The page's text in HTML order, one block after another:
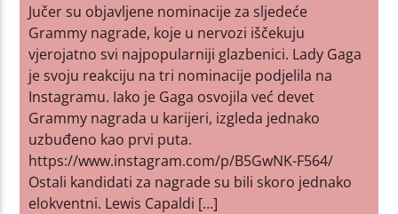
Jučer su objavljene nominacije za sljedeće
Grammy nagrade, koje u nervozi iščekuju
vjerojatno svi najpopularniji glazbenici. Lady Gaga
je svoju reakciju na tri nominacije podjelila na
Instagramu. Iako je Gaga osvojila već devet
Grammy nagrada u karijeri, izgleda jednako
uzbuđeno kao prvi puta.
https://www.instagram.com/p/B5GwNK-F564/
Ostali kandidati za nagrade su bili skoro jednako
elokventni. Lewis Capaldi […]